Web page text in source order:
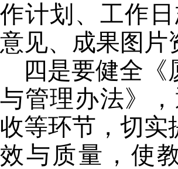
作计划、工作
意见、成果图片
四是要健全《
与管理办法》
收等环节，切实
效与质量，使